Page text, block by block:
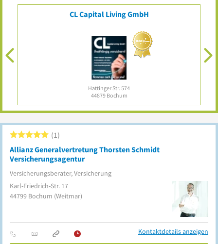
CL Capital Living GmbH
Hattinger Str. 574
44879 Bochum
Allianz Generalvertretung Thorsten Schmidt
Versicherungsagentur
Versicherungsberater, Versicherung
1
Karl-Friedrich-Str. 17
44799 Bochum (Weitmar)
Kontaktdetails anzeigen